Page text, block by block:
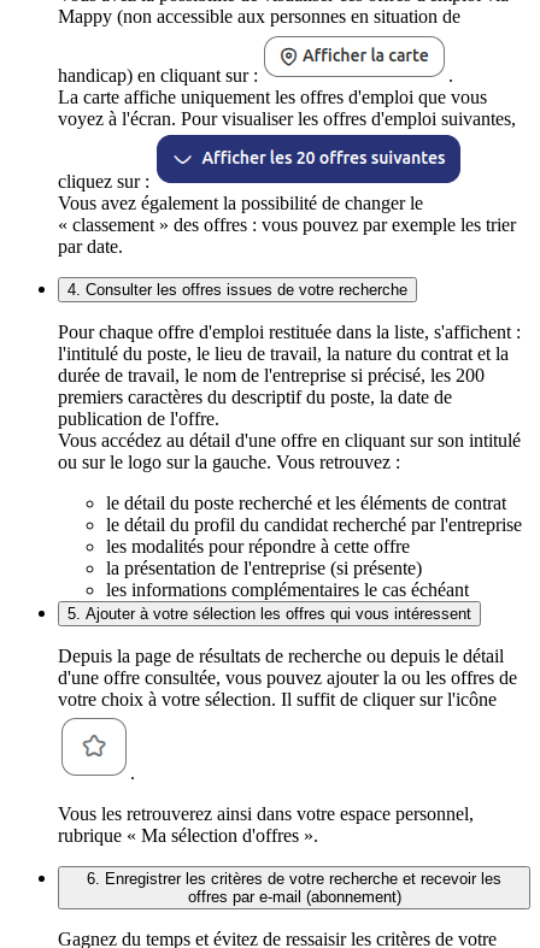
Mappy (non accessible aux personnes en situation de
handicap) en cliquant sur :
.
La carte affiche uniquement les offres d'emploi que vous
voyez à l'écran. Pour visualiser les offres d'emploi suivantes,
cliquez sur :
Vous avez également la possibilité de changer le
« classement » des offres : vous pouvez par exemple les trier
par date.
4. Consulter les offres issues de votre recherche
Pour chaque offre d'emploi restituée dans la liste, s'affichent :
l'intitulé du poste, le lieu de travail, la nature du contrat et la
durée de travail, le nom de l'entreprise si précisé, les 200
premiers caractères du descriptif du poste, la date de
publication de l'offre.
Vous accédez au détail d'une offre en cliquant sur son intitulé
ou sur le logo sur la gauche. Vous retrouvez :
le détail du poste recherché et les éléments de contrat
le détail du profil du candidat recherché par l'entreprise
les modalités pour répondre à cette offre
la présentation de l'entreprise (si présente)
les informations complémentaires le cas échéant
5. Ajouter à votre sélection les offres qui vous intéressent
Depuis la page de résultats de recherche ou depuis le détail
d'une offre consultée, vous pouvez ajouter la ou les offres de
votre choix à votre sélection. Il suffit de cliquer sur l'icône
.
Vous les retrouverez ainsi dans votre espace personnel,
rubrique « Ma sélection d'offres ».
6. Enregistrer les critères de votre recherche et recevoir les
offres par e-mail (abonnement)
Gagnez du temps et évitez de ressaisir les critères de votre